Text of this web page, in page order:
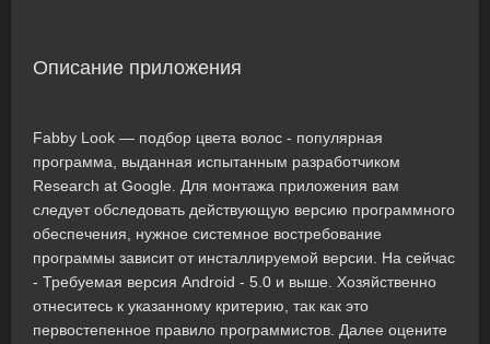
Описание приложения
Fabby Look — подбор цвета волос - популярная
программа, выданная испытанным разработчиком
Research at Google. Для монтажа приложения вам
следует обследовать действующую версию программного
обеспечения, нужное системное востребование
программы зависит от инсталлируемой версии. На сейчас
- Требуемая версия Android - 5.0 и выше. Хозяйственно
отнеситесь к указанному критерию, так как это
первостепенное правило программистов. Далее оцените